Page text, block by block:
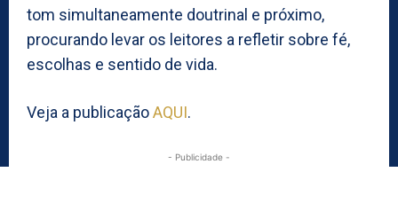
tom simultaneamente doutrinal e próximo,
procurando levar os leitores a refletir sobre fé,
escolhas e sentido de vida.
Veja a publicaçãoAQUI.
- Publicidade -